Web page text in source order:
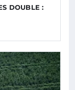
DOUBLE :